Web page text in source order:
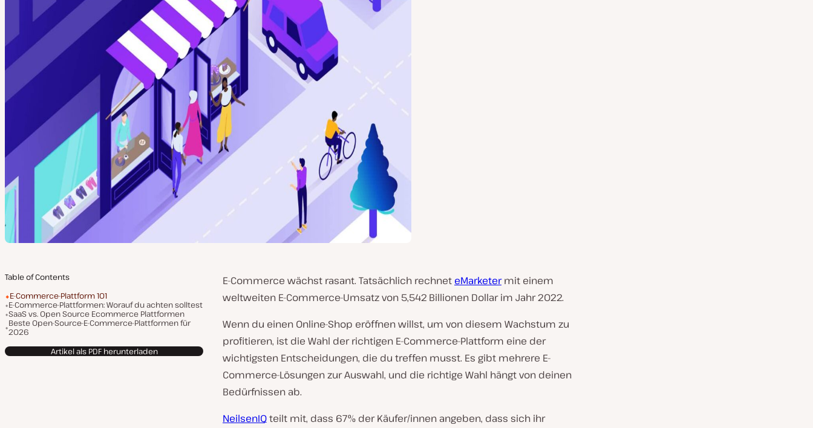
Table of Contents
E-Commerce-Plattform 101
E-Commerce-Plattformen: Worauf du achten solltest
SaaS vs. Open Source Ecommerce Plattformen
Beste Open-Source-E-Commerce-Plattformen für
2026
Artikel als PDF herunterladen
E-Commerce wächst rasant. Tatsächlich rechnet eMarketermit einem
weltweiten E-Commerce-Umsatz von 5,542 Billionen Dollar im Jahr 2022.
Wenn du einen Online-Shop eröffnen willst, um von diesem Wachstum zu
profitieren, ist die Wahl der richtigen E-Commerce-Plattform eine der
wichtigsten Entscheidungen, die du treffen musst. Es gibt mehrere E-
Commerce-Lösungen zur Auswahl, und die richtige Wahl hängt von deinen
Bedürfnissen ab.
NeilsenIQteilt mit, dass 67% der Käufer/innen angeben, dass sich ihr